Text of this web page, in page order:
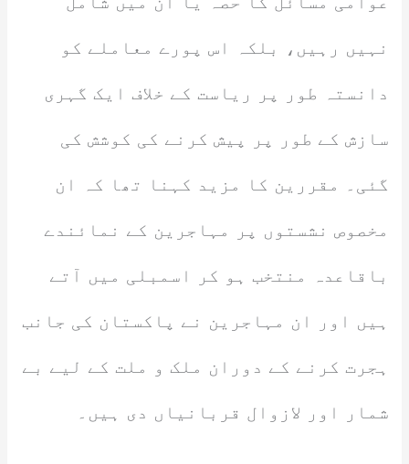
نہیں رہیں، بلکہ اس پورے معاملے کو
دانستہ طور پر ریاست کے خلاف ایک گہری
سازش کے طور پر پیش کرنے کی کوشش کی
گئی۔ مقررین کا مزید کہنا تھا کہ ان
مخصوص نشستوں پر مہاجرین کے نمائندے
باقاعدہ منتخب ہو کر اسمبلی میں آتے
ہیں اور ان مہاجرین نے پاکستان کی جانب
ہجرت کرنے کے دوران ملک و ملت کے لیے بے
شمار اور لازوال قربانیاں دی ہیں۔